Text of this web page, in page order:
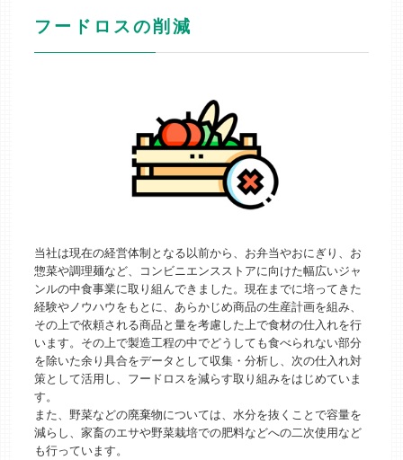
フードロスの削減
当社は現在の経営体制となる以前から、お弁当やおにぎり、お
惣菜や調理麺など、コンビニエンスストアに向けた幅広いジャ
ンルの中食事業に取り組んできました。現在までに培ってきた
経験やノウハウをもとに、あらかじめ商品の生産計画を組み、
その上で依頼される商品と量を考慮した上で食材の仕入れを行
います。その上で製造工程の中でどうしても食べられない部分
を除いた余り具合をデータとして収集・分析し、次の仕入れ対
策として活用し、フードロスを減らす取り組みをはじめていま
す。
また、野菜などの廃棄物については、水分を抜くことで容量を
減らし、家畜のエサや野菜栽培での肥料などへの二次使用など
も行っています。